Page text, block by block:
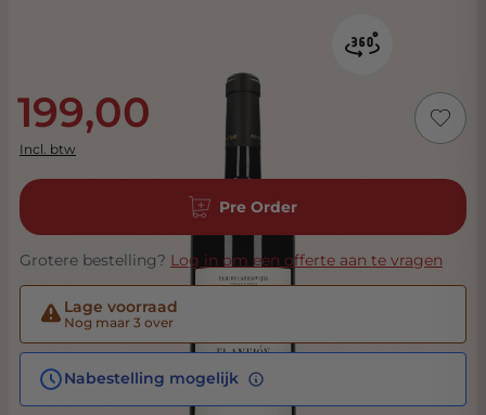
199,00
Incl. btw
Pre Order
Grotere bestelling? Log in om een offerte aan te vragen
Lage voorraad
Nog maar 3 over
Nabestelling mogelijk